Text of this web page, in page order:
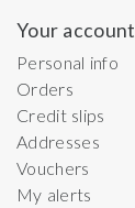
Your account
Personal info
Orders
Credit slips
Addresses
Vouchers
My alerts